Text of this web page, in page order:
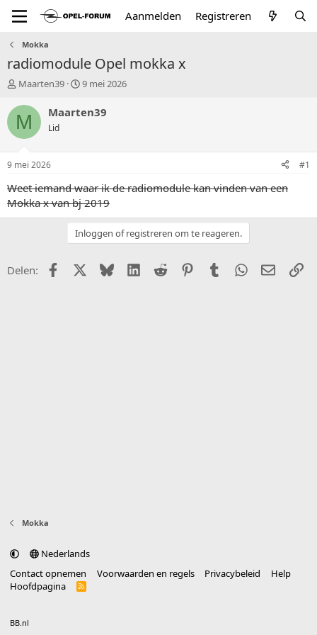
Aanmelden Registreren
Mokka
radiomodule Opel mokka x
T
p
i
a
r
e
Maarten39
S
a
u
m
9 mei 2026
M Maarten39
Lid
9 mei 2026 #1
Weet iemand waar ik de radiomodule kan vinden van een
Mokka x van bj 2019
Inloggen of registreren om te reageren.
Delen: FacebookX (Twitter)
BlueskyLinkedIn
Reddit PinterestTumblr WhatsApp
E-mail
Mokka
Nederlands
Contact opnemen
Voorwaarden en regels Privacybeleid
Help
Hoofdpagina
R
BB.nl